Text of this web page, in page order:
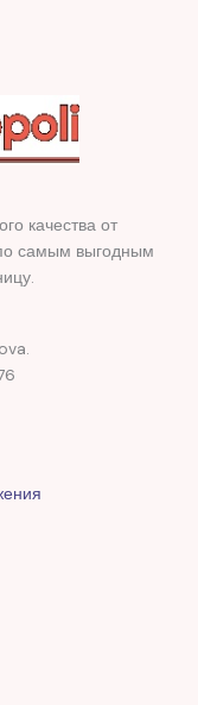
качества от
самым выгодным